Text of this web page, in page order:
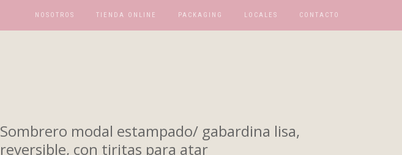
NOSOTROS TIENDA ONLINE PACKAGING LOCALES CONTACTO
Sombrero modal estampado/ gabardina lisa,
reversible, con tiritas para atar